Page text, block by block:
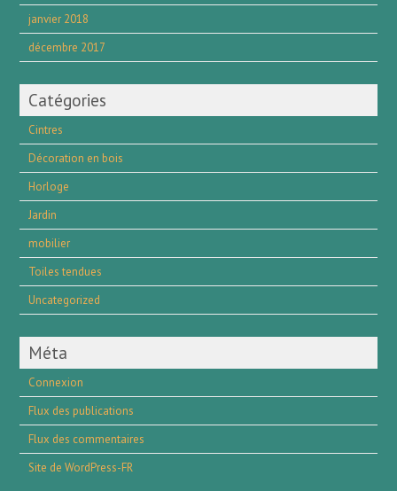
janvier 2018
décembre 2017
Catégories
Cintres
Décoration en bois
Horloge
Jardin
mobilier
Toiles tendues
Uncategorized
Méta
Connexion
Flux des publications
Flux des commentaires
Site de WordPress-FR